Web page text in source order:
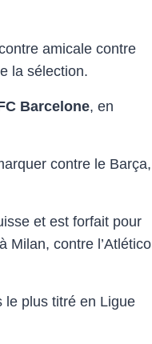
amicale contre
la sélection.
Barcelone, en
contre le Barça,
et est forfait pour
Milan, contre l’Atlético
le plus titré en Ligue